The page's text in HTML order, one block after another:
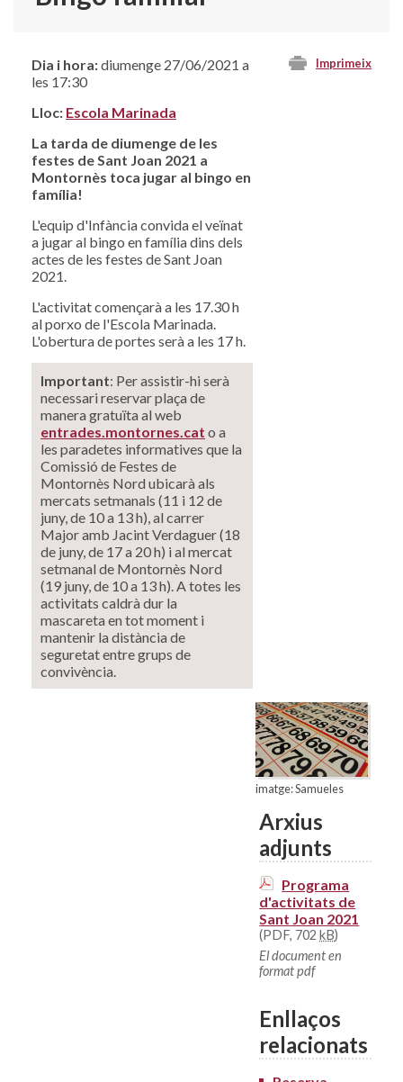
Imprimeix
Dia i hora:diumenge 27/06/2021 a
les 17:30
Lloc: Escola Marinada
La tarda de diumenge de les
festes de Sant Joan 2021 a
Montornès toca jugar al bingo en
família!
L'equip d'Infància convida el veïnat
a jugar al bingo en família dins dels
actes de les festes de Sant Joan
2021.
L'activitat començarà a les 17.30 h
al porxo de l'Escola Marinada.
L'obertura de portes serà a les 17 h.
Important: Per assistir-hi serà
necessari reservar plaça de
manera gratuïta al web
entrades.montornes.cat o a
les paradetes informatives que la
Comissió de Festes de
Montornès Nord ubicarà als
mercats setmanals (11 i 12 de
juny, de 10 a 13 h), al carrer
Major amb Jacint Verdaguer (18
de juny, de 17 a 20 h) i al mercat
setmanal de Montornès Nord
(19 juny, de 10 a 13 h). A totes les
activitats caldrà dur la
mascareta en tot moment i
mantenir la distància de
seguretat entre grups de
convivència.
imatge: Samueles
Arxius
adjunts
Programa
d'activitats de
Sant Joan 2021
(PDF, 702kB)
El document en
format pdf
Enllaços
relacionats